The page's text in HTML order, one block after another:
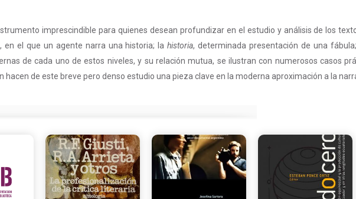
imprescindible para quienes desean profundizar en el estudio y análisis de los
, en el que un agente narra una historia; lahistoria, determinada presentación de una
de cada uno de estos niveles, y su relación mutua, se ilustran con numerosos casos
hacen de este breve pero denso estudio una pieza clave en la moderna aproximación a la